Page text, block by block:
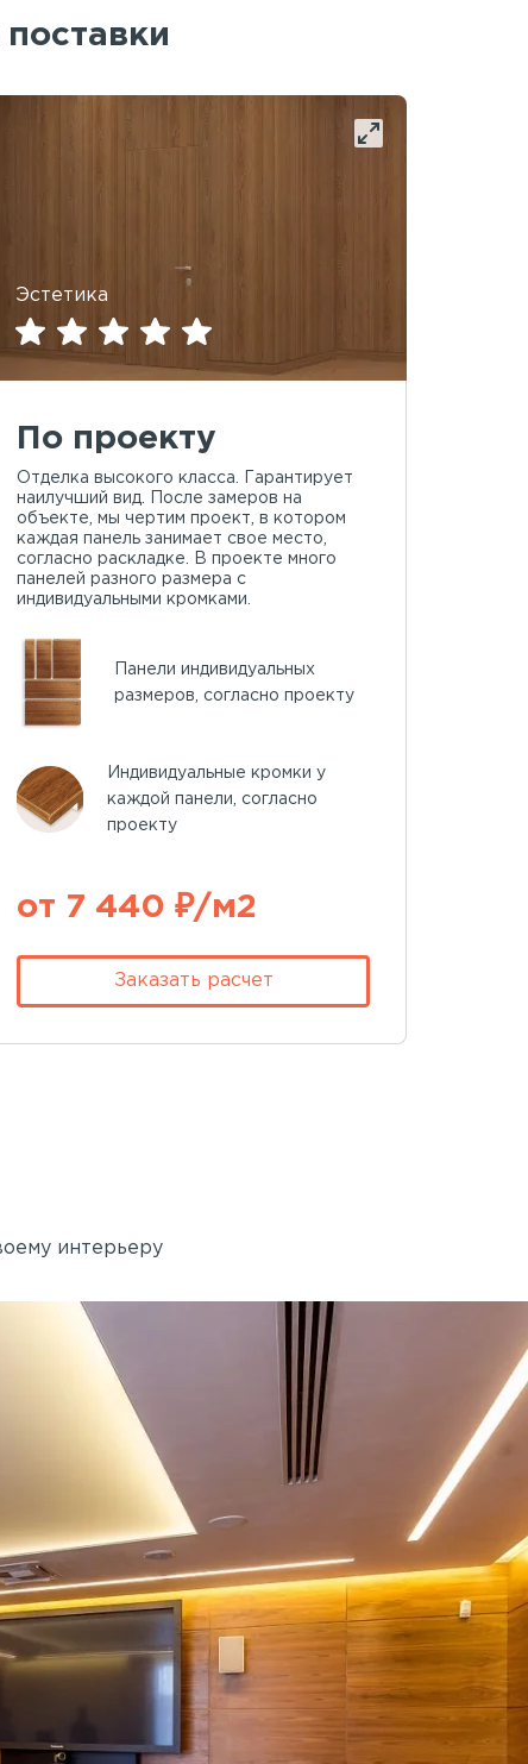
Эстетика
По проекту
Отделка высокого класса. Гарантирует
наилучший вид. После замеров на
объекте, мы чертим проект, в котором
каждая панель занимает свое место,
согласно раскладке. В проекте много
панелей разного размера с
индивидуальными кромками.
Панели индивидуальных
размеров, согласно проекту
Индивидуальные кромки у
каждой панели, согласно
проекту
от 7 440 ₽/м2
Заказать расчет
интерьеру
Rail
Санкт-
Академия танца Бориса
Применены потолочные
Wallhof Wood™
750 кв.м.
Адрес:ул. Б. Пушкарская, 14, литер
Петербург